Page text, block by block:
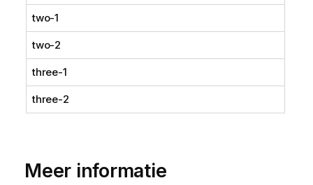
two-1
two-2
three-1
three-2
Meer informatie